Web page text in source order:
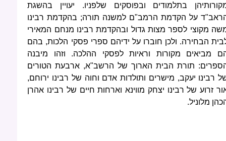
בתלמודים ובפוסקים שלפניו. יעויין בהשגת
על הקדמת הרמב"ם למשנה תורה; בהקדמת רבינו
מקוצי לספר מצות גדול ובהקדמת רבינו מנחם המאירי
הבחירה. ולכן חוברו על ידיהם ספרי פסקי הלכות, בהם
מביאים מקורות וראיות לפסקי ההלכה. וזהו מיבנה
תורת הבית הארוך של הרשב"א, ארבעת הטורים
רבינו יעקב, מישרים ותולדות אדם וחוה של רבינו ירוחם,
זרוע של רבינו יצחק מווינא וארחות חיים של רבינו אהרן
מלוניל.